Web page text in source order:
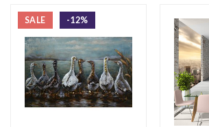
SALE -12%